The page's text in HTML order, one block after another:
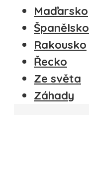
Maďarsko
Španělsko
Rakousko
Řecko
Ze světa
Záhady